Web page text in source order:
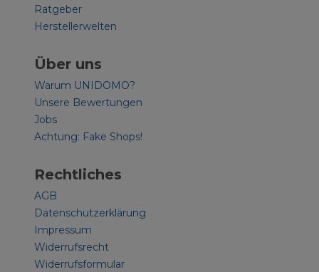
Ratgeber
Herstellerwelten
Über uns
Warum UNIDOMO?
Unsere Bewertungen
Jobs
Achtung: Fake Shops!
Rechtliches
AGB
Datenschutzerklärung
Impressum
Widerrufsrecht
Widerrufsformular